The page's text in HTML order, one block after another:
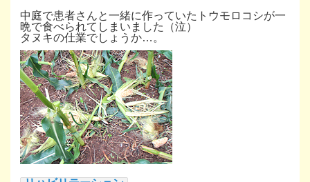
中庭で患者さんと一緒に作っていたトウモロコシが一
晩で食べられてしまいました（泣）
タヌキの仕業でしょうか…。